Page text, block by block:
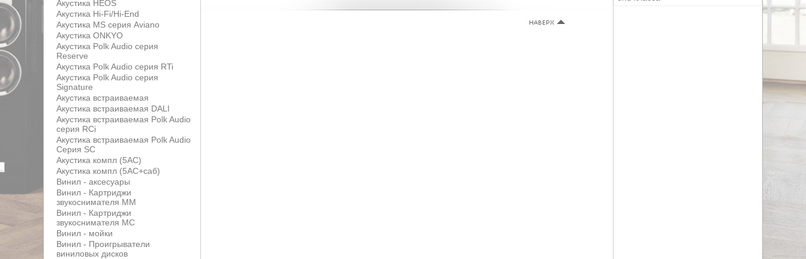
Акустика HEOS
Акустика Hi-Fi/Hi-End
Акустика MS серия Aviano
Акустика ONKYO
Акустика Polk Audio серия
Reserve
Акустика Polk Audio серия RTi
Акустика Polk Audio серия
Signature
Акустика встраиваемая
Акустика встраиваемая DALI
Акустика встраиваемая Polk Audio
серия RCi
Акустика встраиваемая Polk Audio
Серия SC
Акустика компл (5АС)
Акустика компл (5АС+саб)
Винил - аксесуары
Винил - Картриджи
звукоснимателя MM
Винил - Картриджи
звукоснимателя MС
Винил - мойки
Винил - Проигрыватели
виниловых дисков